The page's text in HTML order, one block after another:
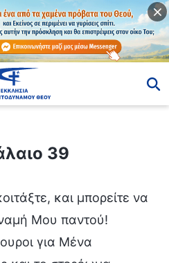
39
και μπορείτε να
Μου παντού!
για Μένα